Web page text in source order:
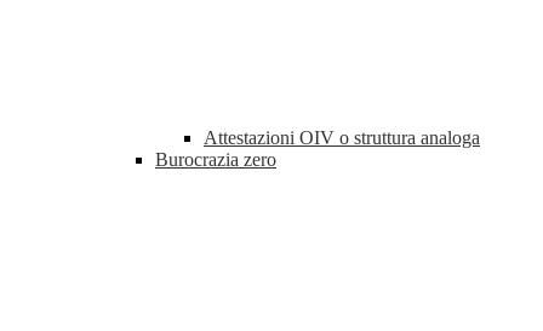
Attestazioni OIV o struttura analoga
Burocrazia zero